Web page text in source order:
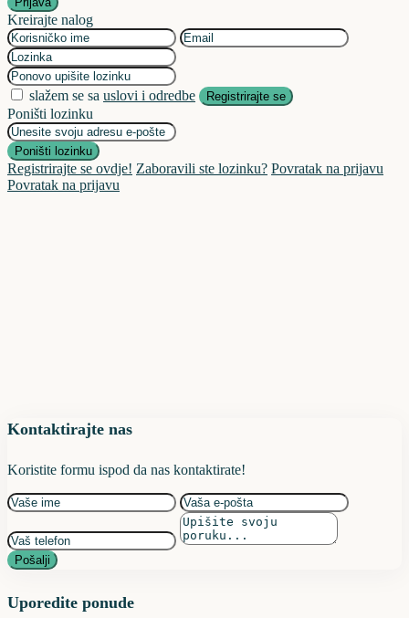
Kreirajte nalog
slažem se sa uslovi i odredbe Registrirajte se
Poništi lozinku
Poništi lozinku
Registrirajte se ovdje! Zaboravili ste lozinku? Povratak na prijavu
Povratak na prijavu
Kontaktirajte nas
Koristite formu ispod da nas kontaktirate!
Pošalji
Uporedite ponude